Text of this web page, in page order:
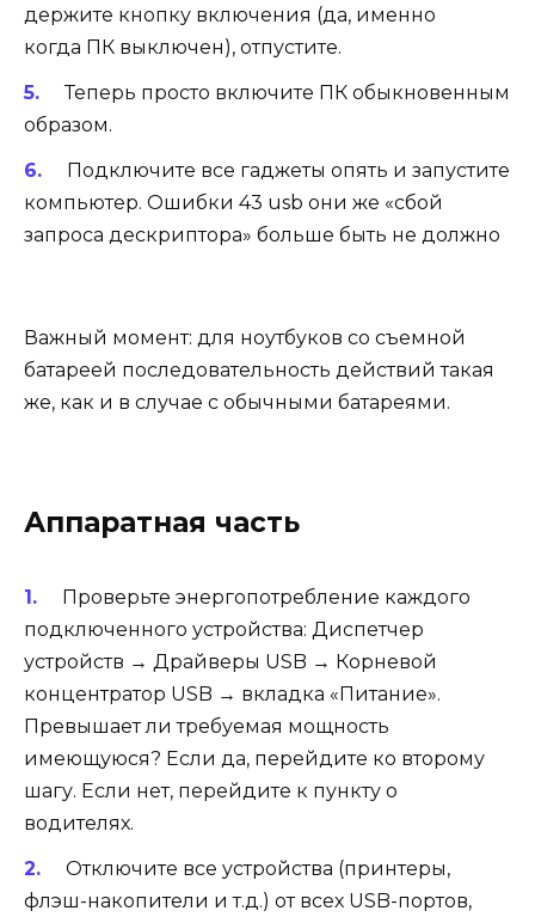
держите кнопку включения (да, именно
когда ПК выключен), отпустите.
Теперь просто включите ПК обыкновенным
образом.
Подключите все гаджеты опять и запустите
компьютер. Ошибки 43 usb они же «сбой
запроса дескриптора» больше быть не должно
Важный момент: для ноутбуков со съемной
батареей последовательность действий такая
же, как и в случае с обычными батареями.
Аппаратная часть
Проверьте энергопотребление каждого
подключенного устройства: Диспетчер
устройств → Драйверы USB → Корневой
концентратор USB → вкладка «Питание».
Превышает ли требуемая мощность
имеющуюся? Если да, перейдите ко второму
шагу. Если нет, перейдите к пункту о
водителях.
Отключите все устройства (принтеры,
флэш-накопители и т.д.) от всех USB-портов,